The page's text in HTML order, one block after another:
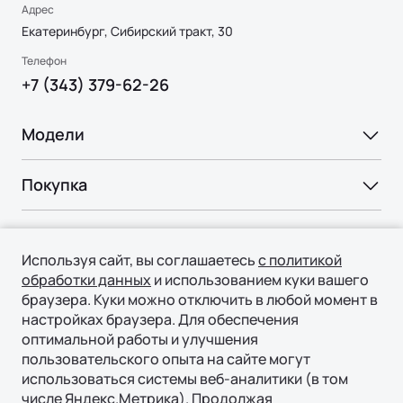
Ли Л9 | Li L9
Флагманский 6-местный кроссовер
ОТ 9 650 000 ₽
Подробнее
Адрес
Екатеринбург, Сибирский тракт, 30
Телефон
+7 (343) 379-62-26
Модели
Ли Л7 | Li L7
Ли Л9 | Li L9
Покупка
ВЫБОР И ПОКУПКА
Консультация
Тест-драйв
Специальные предложения
Авто в наличии
КОРПОРАТИВНЫЕ ПРОДАЖИ
Владение
СЕРВИС
Официальный сервис
Регламент ТО
Технологии
ТЕХНОЛОГИИ ЛИ АВТО | LI AUTO
REEV-платформа
Умное пространство
О нас
О БРЕНДЕ
Онлайн запись на сервис
Используя сайт, вы соглашаетесьс политикой
обработки данных и использованием куки вашего
браузера. Куки можно отключить в любой момент в
настройках браузера. Для обеспечения
оптимальной работы и улучшения
пользовательского опыта на сайте могут
использоваться системы веб-аналитики (в том
числе Яндекс.Метрика). Продолжая